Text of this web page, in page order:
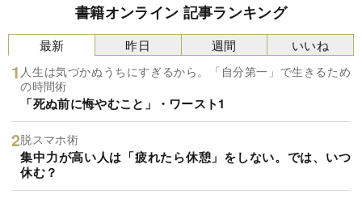
書籍オンライン 記事ランキング
最新
人生は気づかぬうちにすぎるから。「自分第一」で生きるため
の時間術
「死ぬ前に悔やむこと」・ワースト1
脱スマホ術
集中力が高い人は「疲れたら休憩」をしない。では、いつ
休む？
昨日 週間 いいね